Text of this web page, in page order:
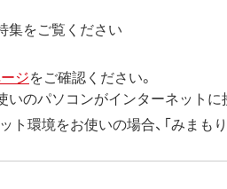
集をご覧ください
ジをご確認ください。
いのパソコンがインターネット
環境をお使いの場合、「みまも